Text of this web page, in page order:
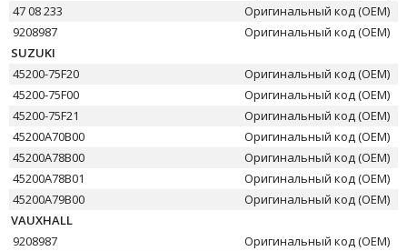
47 08 233
Оригинальный код (OEM)
9208987
Оригинальный код (OEM)
SUZUKI
45200-75F20
Оригинальный код (OEM)
45200-75F00
Оригинальный код (OEM)
45200-75F21
Оригинальный код (OEM)
45200A70B00
Оригинальный код (OEM)
45200A78B00
Оригинальный код (OEM)
45200A78B01
Оригинальный код (OEM)
45200A79B00
Оригинальный код (OEM)
VAUXHALL
9208987
Оригинальный код (OEM)